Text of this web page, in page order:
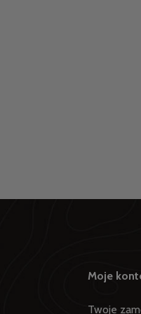
Moje
Twoje